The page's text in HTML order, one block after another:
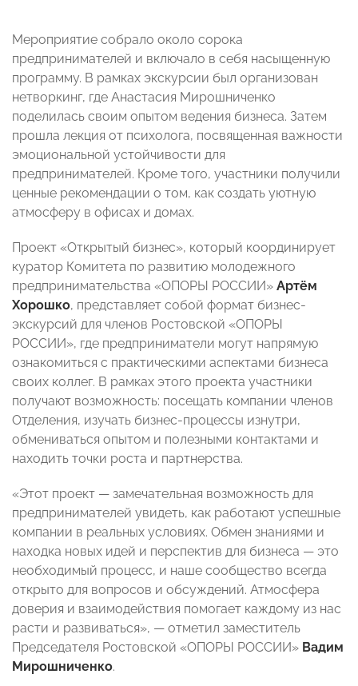
Мероприятие собрало около сорока
предпринимателей и включало в себя насыщенную
программу. В рамках экскурсии был организован
нетворкинг, где Анастасия Мирошниченко
поделилась своим опытом ведения бизнеса. Затем
прошла лекция от психолога, посвященная важности
эмоциональной устойчивости для
предпринимателей. Кроме того, участники получили
ценные рекомендации о том, как создать уютную
атмосферу в офисах и домах.
Проект «Открытый бизнес», который координирует
куратор Комитета по развитию молодежного
предпринимательства «ОПОРЫ РОССИИ» Артём
Хорошко, представляет собой формат бизнес-
экскурсий для членов Ростовской «ОПОРЫ
РОССИИ», где предприниматели могут напрямую
ознакомиться с практическими аспектами бизнеса
своих коллег. В рамках этого проекта участники
получают возможность: посещать компании членов
Отделения, изучать бизнес-процессы изнутри,
обмениваться опытом и полезными контактами и
находить точки роста и партнерства.
«Этот проект — замечательная возможность для
предпринимателей увидеть, как работают успешные
компании в реальных условиях. Обмен знаниями и
находка новых идей и перспектив для бизнеса — это
необходимый процесс, и наше сообщество всегда
открыто для вопросов и обсуждений. Атмосфера
доверия и взаимодействия помогает каждому из нас
расти и развиваться», — отметил заместитель
Председателя Ростовской «ОПОРЫ РОССИИ» Вадим
Мирошниченко.